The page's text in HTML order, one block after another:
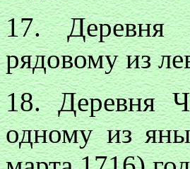
17.
рядовому из
18. Деревня
одному из